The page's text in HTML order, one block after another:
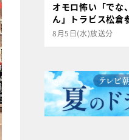
オモロ怖い「でな
ん」トラビス松倉
8月5日(水)放送分